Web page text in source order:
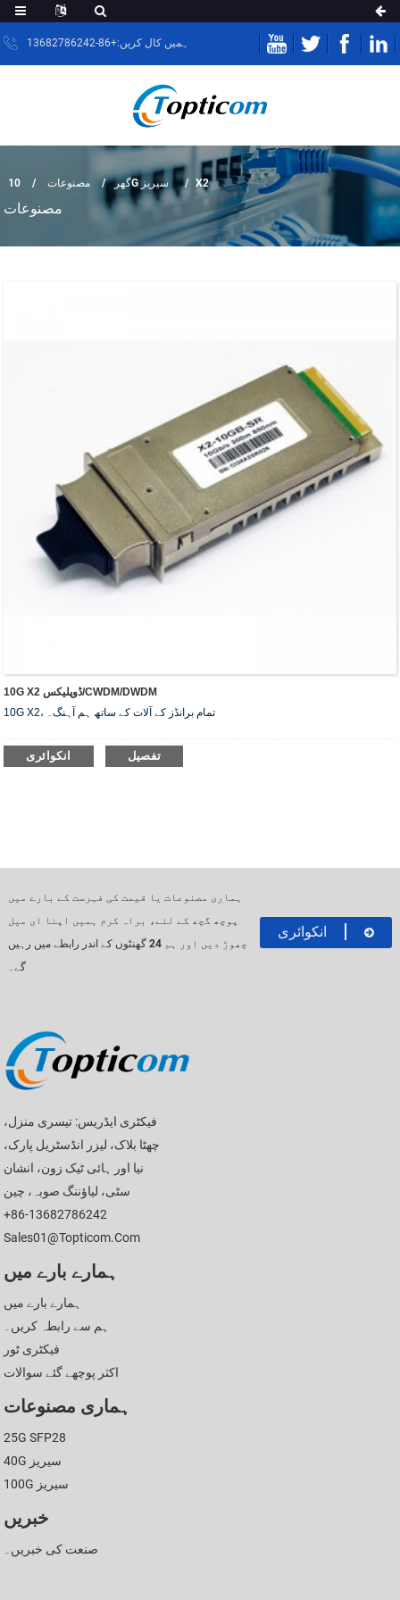
ہمیں کال کریں:+86-13682786242
گھر مصنوعات 10G سیریز X2
مصنوعات
10G X2 ڈوپلیکس/CWDM/DWDM
10G X2، تمام برانڈز کے آلات کے ساتھ ہم آہنگ۔
انکوائری تفصیل
ہماری مصنوعات یا قیمت کی فہرست کے بارے میں
پوچھ گچھ کے لئے، براہ کرم ہمیں اپنا ای میل
چھوڑ دیں اور ہم 24 گھنٹوں کے اندر رابطے میں رہیں
گے۔
انکوائری
فیکٹری ایڈریس: تیسری منزل،
چھٹا بلاک، لیزر انڈسٹریل پارک،
نیا اور ہائی ٹیک زون، انشان
سٹی، لیاؤننگ صوبہ، چین
+86-13682786242
Sales01@topticom.com
ہمارے بارے میں
ہمارے بارے میں
ہم سے رابطہ کریں۔
فیکٹری ٹور
اکثر پوچھے گئے سوالات
ہماری مصنوعات
25G SFP28
40G سیریز
100G سیریز
خبریں
صنعت کی خبریں۔